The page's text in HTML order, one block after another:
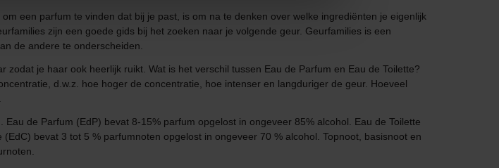
een parfum te vinden dat bij je past, is om na te denken over welke ingrediënten je eigenlijk
zijn een goede gids bij het zoeken naar je volgende geur. Geurfamilies is een
de andere te onderscheiden.
je haar ook heerlijk ruikt. Wat is het verschil tussen Eau de Parfum en Eau de Toilette?
d.w.z. hoe hoger de concentratie, hoe intenser en langduriger de geur. Hoeveel
de Parfum (EdP) bevat 8-15% parfum opgelost in ongeveer 85% alcohol. Eau de Toilette
bevat 3 tot 5 % parfumnoten opgelost in ongeveer 70 % alcohol. Topnoot, basisnoot en